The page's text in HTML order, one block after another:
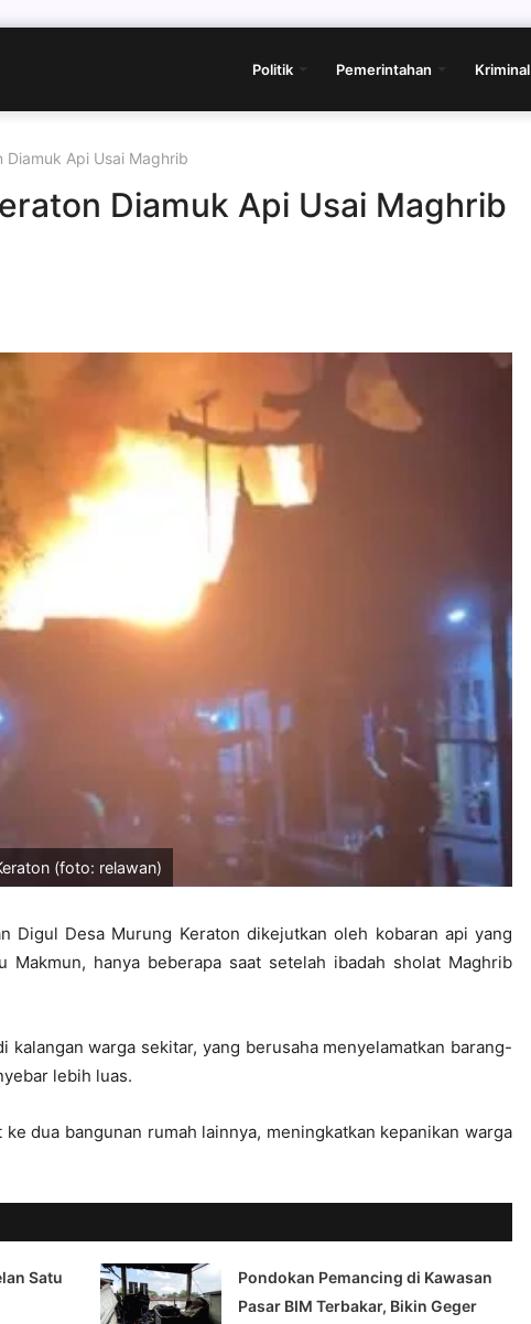
Politik Pemerintahan Kriminal
Diamuk Api Usai Maghrib
Diamuk Api Usai Maghrib
(foto: relawan)
Digul Desa Murung Keraton dikejutkan oleh kobaran api yang
hanya beberapa saat setelah ibadah sholat Maghrib
kalangan warga sekitar, yang berusaha menyelamatkan barang-
lebih luas.
dua bangunan rumah lainnya, meningkatkan kepanikan warga
Satu
Pondokan Pemancing di Kawasan
Pasar BIM Terbakar, Bikin Geger